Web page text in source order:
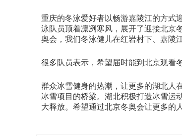
重庆的冬泳爱好者以畅游嘉陵江的方式
泳队员顶着凛冽寒风，展开了迎接北京
奥会，我们冬泳健儿在红岩村下、嘉陵
很多队员表示，希望届时能到北京观看
群众冰雪健身的热潮，让更多的湖北人
冰雪项目的桥梁。湖北积极打造冰雪运
大释放。希望通过北京冬奥会让更多的